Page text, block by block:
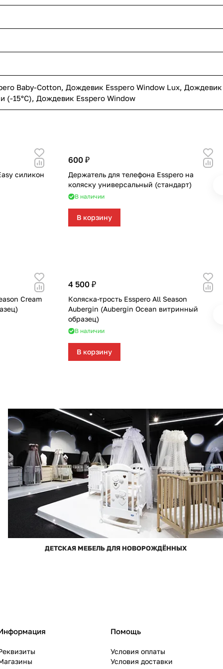
Baby-Cotton, Дождевик Esspero Window Lux, Дождевик
(-15°С), Дождевик Esspero Window
силикон
600 ₽
Держатель для телефона Esspero на
коляску универсальный (стандарт)
В наличии
В корзину
Cream
4 500 ₽
Коляска-трость Esspero All Season
Aubergin (Aubergin Ocean витринный
образец)
В наличии
В корзину
ДЕТСКАЯ МЕБЕЛЬ ДЛЯ НОВОРОЖДЁННЫХ
Помощь
Условия оплаты
Условия доставки